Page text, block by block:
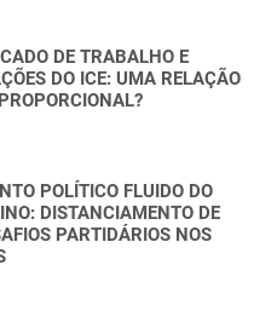
DE TRABALHO E
DO ICE: UMA RELAÇÃO
POLÍTICO FLUIDO DO
DISTANCIAMENTO DE
PARTIDÁRIOS NOS